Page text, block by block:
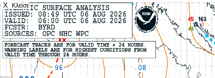
X Κλείσε